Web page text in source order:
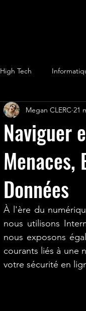
High Tech
Naviguer
Données
Megan CLERC 21
À l'ère du
nous utilisons
nous exposons
courants liés à une
votre sécurité en